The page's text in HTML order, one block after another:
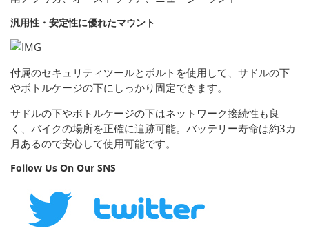
汎用性・安定性に優れたマウント
付属のセキュリティツールとボルトを使用して、サドルの下
やボトルケージの下にしっかり固定できます。
サドルの下やボトルケージの下はネットワーク接続性も良
く、バイクの場所を正確に追跡可能。バッテリー寿命は約3カ
月あるので安心して使用可能です。
Follow Us On Our SNS